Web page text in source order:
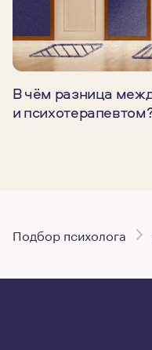
В чём разница
и
Подбор психолога